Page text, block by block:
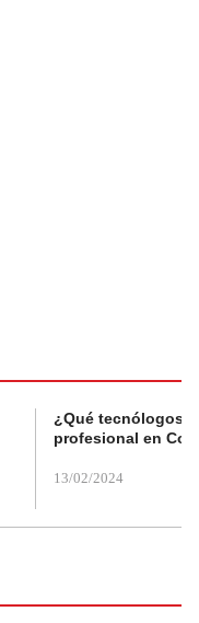
¿Qué tecnólogos
profesional en
13/02/2024